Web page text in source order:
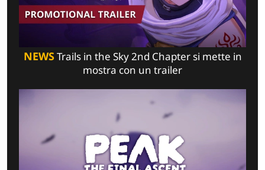
NEWSTrails in the Sky 2nd Chapter si mette in
mostra con un trailer